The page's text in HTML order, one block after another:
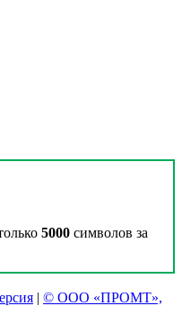
5000 символов за
| © ООО «ПРОМТ»,